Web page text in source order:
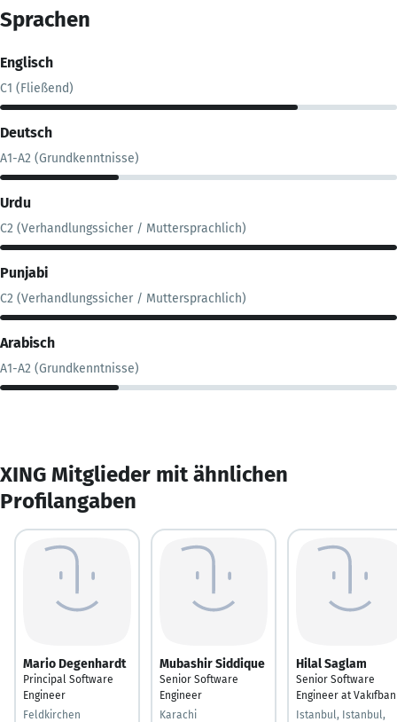
Sprachen
Englisch
C1 (Fließend)
Deutsch
A1-A2 (Grundkenntnisse)
Urdu
C2 (Verhandlungssicher / Muttersprachlich)
Punjabi
C2 (Verhandlungssicher / Muttersprachlich)
Arabisch
A1-A2 (Grundkenntnisse)
XING Mitglieder mit ähnlichen
Profilangaben
Mario Degenhardt
Principal Software
Engineer
Feldkirchen
Mubashir Siddique
Senior Software
Engineer
Karachi
Hilal Saglam
Senior Software
Engineer at
Istanbul, Istanbul,